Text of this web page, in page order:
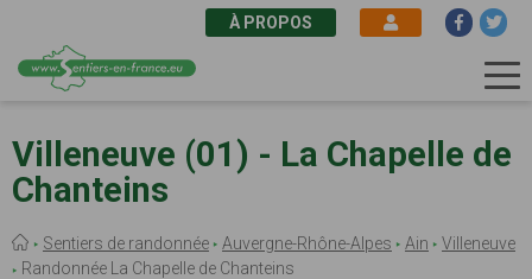
au
contenu
principal
À PROPOS
Villeneuve (01) - La Chapelle de
Chanteins
Fil
d'Ariane
Sentiers de randonnée Auvergne-Rhône-Alpes Ain
Villeneuve
Randonnée La Chapelle de Chanteins